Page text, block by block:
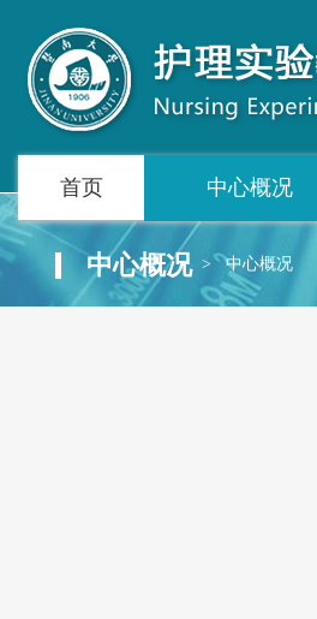
首页 中心概况
中心概况 > 中心概况